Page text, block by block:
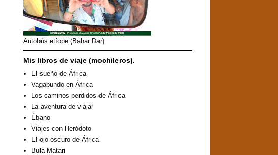
Autobús etíope (Bahar Dar)
Mis libros de viaje (mochileros).
El sueño de África
Vagabundo en África
Los caminos perdidos de África
La aventura de viajar
Ébano
Viajes con Heródoto
El ojo oscuro de África
Bula Matari